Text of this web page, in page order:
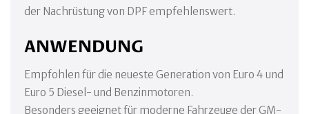
der Nachrüstung von DPF empfehlenswert.
ANWENDUNG
Empfohlen für die neueste Generation von Euro 4 und
Euro 5 Diesel- und Benzinmotoren.
Besonders geeignet für moderne Fahrzeuge der GM-